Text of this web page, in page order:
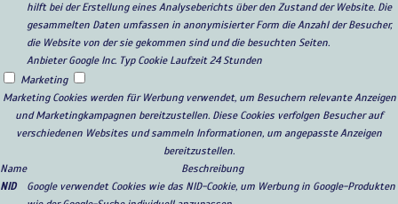
hilft bei der Erstellung eines Analyseberichts über den Zustand der Website. Die
gesammelten Daten umfassen in anonymisierter Form die Anzahl der Besucher,
die Website von der sie gekommen sind und die besuchten Seiten.
Anbieter Google Inc. Typ Cookie Laufzeit 24 Stunden
Marketing
Marketing Cookies werden für Werbung verwendet, um Besuchern relevante Anzeigen
und Marketingkampagnen bereitzustellen. Diese Cookies verfolgen Besucher auf
verschiedenen Websites und sammeln Informationen, um angepasste Anzeigen
bereitzustellen.
Name
Beschreibung
NID
Google verwendet Cookies wie das NID-Cookie, um Werbung in Google-Produkten